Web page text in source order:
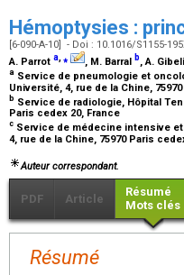
Hémoptysies :
[6-090-A-10] - Doi : 10.1016/S1155-
A. Parrot a,⁎ , M. Barral b, A.
a Service de pneumologie et
Université, 4, rue de la Chine,
b Service de radiologie, Hôpital
Paris cedex 20, France
c Service de médecine intensive
4, rue de la Chine, 75970 Paris
Auteur correspondant.
PDF Article
Résumé
Mots clés
Résumé